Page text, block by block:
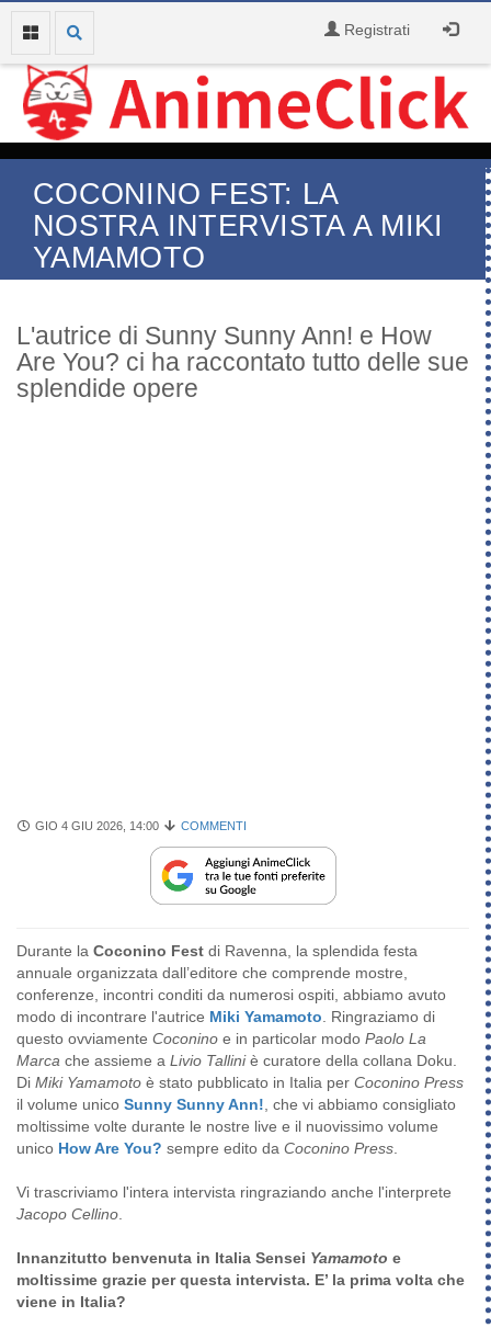
Registrati
COCONINO FEST: LA
NOSTRA INTERVISTA A MIKI
YAMAMOTO
L'autrice di Sunny Sunny Ann! e How
Are You? ci ha raccontato tutto delle sue
splendide opere
GIO 4 GIU 2026, 14:00 COMMENTI
Durante la Coconino Fest di Ravenna, la splendida festa
annuale organizzata dall’editore che comprende mostre,
conferenze, incontri conditi da numerosi ospiti, abbiamo avuto
modo di incontrare l'autrice Miki Yamamoto. Ringraziamo di
questo ovviamente Coconino e in particolar modo Paolo La
Marca che assieme a Livio Talliniè curatore della collana Doku.
Di Miki Yamamoto è stato pubblicato in Italia per Coconino Press
il volume unico Sunny Sunny Ann!, che vi abbiamo consigliato
moltissime volte durante le nostre live e il nuovissimo volume
unico How Are You? sempre edito da Coconino Press.
Vi trascriviamo l'intera intervista ringraziando anche l'interprete
Jacopo Cellino.
Innanzitutto benvenuta in Italia Sensei Yamamoto e
moltissime grazie per questa intervista. E’ la prima volta che
viene in Italia?